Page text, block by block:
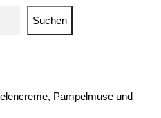
Suchen
Pampelmuse und